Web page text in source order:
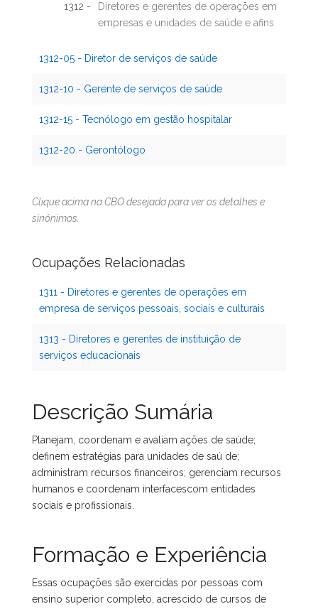
1312 -
Diretores e gerentes de operações em
empresas e unidades de saúde e afins
1312-05 - Diretor de serviços de saúde
1312-10 - Gerente de serviços de saúde
1312-15 - Tecnólogo em gestão hospitalar
1312-20 - Gerontólogo
Clique acima na CBO desejada para ver os detalhes e
sinônimos.
Ocupações Relacionadas
1311 - Diretores e gerentes de operações em
empresa de serviços pessoais, sociais e culturais
1313 - Diretores e gerentes de instituição de
serviços educacionais
Descrição Sumária
Planejam, coordenam e avaliam ações de saúde;
definem estratégias para unidades de saú de;
administram recursos financeiros; gerenciam recursos
humanos e coordenam interfacescom entidades
sociais e profissionais.
Formação e Experiência
Essas ocupações são exercidas por pessoas com
ensino superior completo, acrescido de cursos de